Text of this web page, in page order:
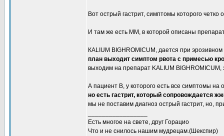
Вот острый гастрит, симптомы которого
И там же есть ММ, в которой описаны
КALIUM BIGHROMICUM, дается при
план выходит симптом рвота с примесью
выходим на препарат KALIUM
А пациент В, у которого есть все симптомы на
но есть гастрит, который сопровождается
мы не поставим диагноз острый гастрит, но,
Есть многое на свете, друг Горацио
Что и не снилось нашим мудрецам.(Шекспир)